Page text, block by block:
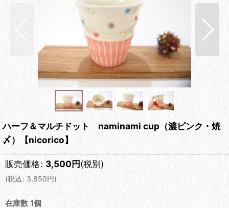
ハーフ＆マルチドット naminami cup（濃ピンク・焼
〆）【nicorico】
販売価格: 3,500円(税別)
(税込: 3,850円)
在庫数 1個